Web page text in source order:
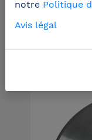
Filtres
notre Politique
Avis légal